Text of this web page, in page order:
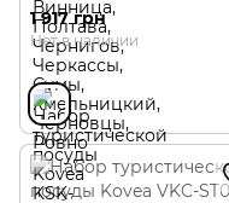
1 917 грн
Нет в наличии